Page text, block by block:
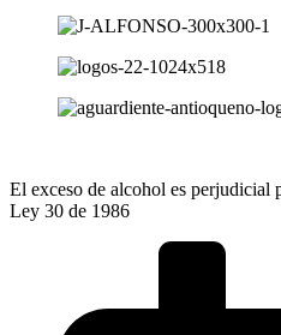
El exceso de alcohol es perjudicial
Ley 30 de 1986